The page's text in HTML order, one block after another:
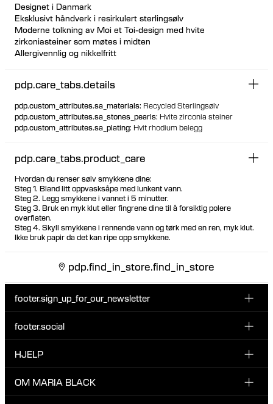
Designet i Danmark
Eksklusivt håndverk i resirkulert sterlingsølv
Moderne tolkning av Moi et Toi-design med hvite
zirkoniasteiner som møtes i midten
Allergivennlig og nikkelfritt
pdp.care_tabs.details
pdp.custom_attributes.sa_materials: Recycled Sterlingsølv
pdp.custom_attributes.sa_stones_pearls: Hvite zirconia steiner
pdp.custom_attributes.sa_plating: Hvit rhodium belegg
pdp.care_tabs.product_care
Hvordan du renser sølv smykkene dine:
Steg 1. Bland litt oppvasksåpe med lunkent vann.
Steg 2. Legg smykkene i vannet i 5 minutter.
Steg 3. Bruk en myk klut eller fingrene dine til å forsiktig polere
overflaten.
Steg 4. Skyll smykkene i rennende vann og tørk med en ren, myk klut.
Ikke bruk papir da det kan ripe opp smykkene.
pdp.find_in_store.find_in_store
footer.sign_up_for_our_newsletter
Registrer deg for vårt nyhetsbrev og bli den første som blir
nyheter fra Maria Black.
footer.social
INSTAGRAM
TIKTOK
HJELP
KUNDESERVICE & KONTAKT
OM MARIA BLACK